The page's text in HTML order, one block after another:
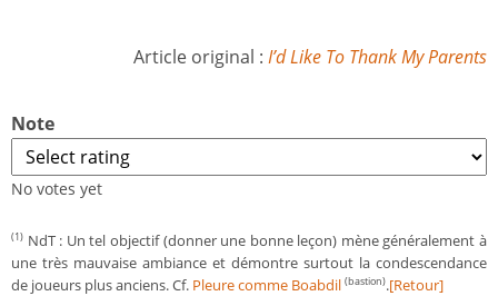
Article original : I’d Like To Thank My Parents
Note
No votes yet
(1) NdT : Un tel objectif (donner une bonne leçon) mène généralement à
une très mauvaise ambiance et démontre surtout la condescendance
de joueurs plus anciens. Cf. Pleure comme Boabdil (bastion).[Retour]